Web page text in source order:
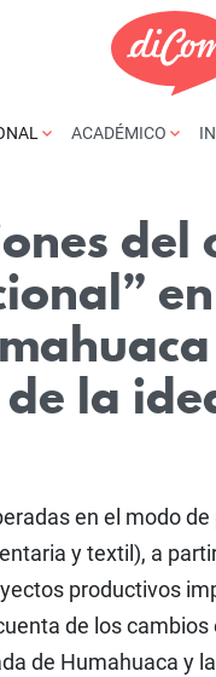
ACADÉMICO
del
la
en el modo
y textil), a
productivos
de los
de Humahuaca y